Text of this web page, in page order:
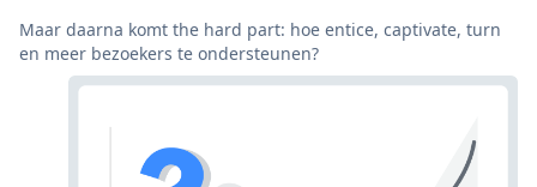
Maar daarna komt the hard part: hoe entice, captivate, turn
en meer bezoekers te ondersteunen?